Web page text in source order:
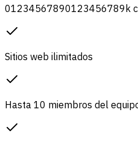
01234567890123456789 k
Sitios web ilimitados
Hasta 10 miembros del